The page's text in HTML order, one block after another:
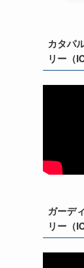
カタパ
リー（
ガーデ
リー（